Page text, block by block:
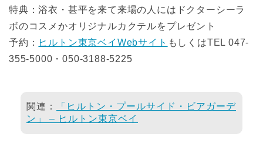
特典：浴衣・甚平を来て来場の人にはドクターシーラ
ボのコスメかオリジナルカクテルをプレゼント
予約： ヒルトン東京ベイWebサイト もしくはTEL 047-
355-5000・050-3188-5225
関連：
「ヒルトン・プールサイド・ビアガーデ
ン」 – ヒルトン東京ベイ